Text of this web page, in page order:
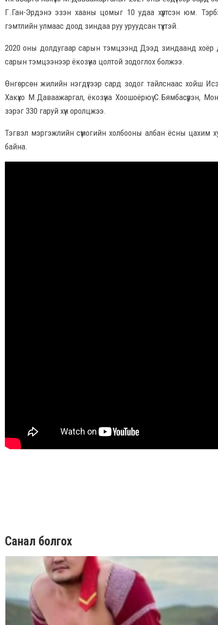
Г.Ган-Эрдэнэ эзэн хааны цомыг 10 удаа хүртсэн юм.
гэмтлийн улмаас доод зиндаа руу уруудсан түүхтэй.
2020 оны долдугаар сарын тэмцээнд Дээд зиндаанд хоёр
сарын тэмцээнээр ёкозүна цолтой зодоглох болжээ.
Өнгөрсөн жилийн нэгдүгээр сард зодог тайлснаас хойш
Хакүхо М.Даваажаргал, ёкозүна Хоошоёрюү С.Бямбасүрэн,
зэрэг 330 гаруй хүн оролцжээ.
Тэгвэл мэргэжлийн сүмогийн холбооны албан ёсны цахим
байна.
Санал болгох